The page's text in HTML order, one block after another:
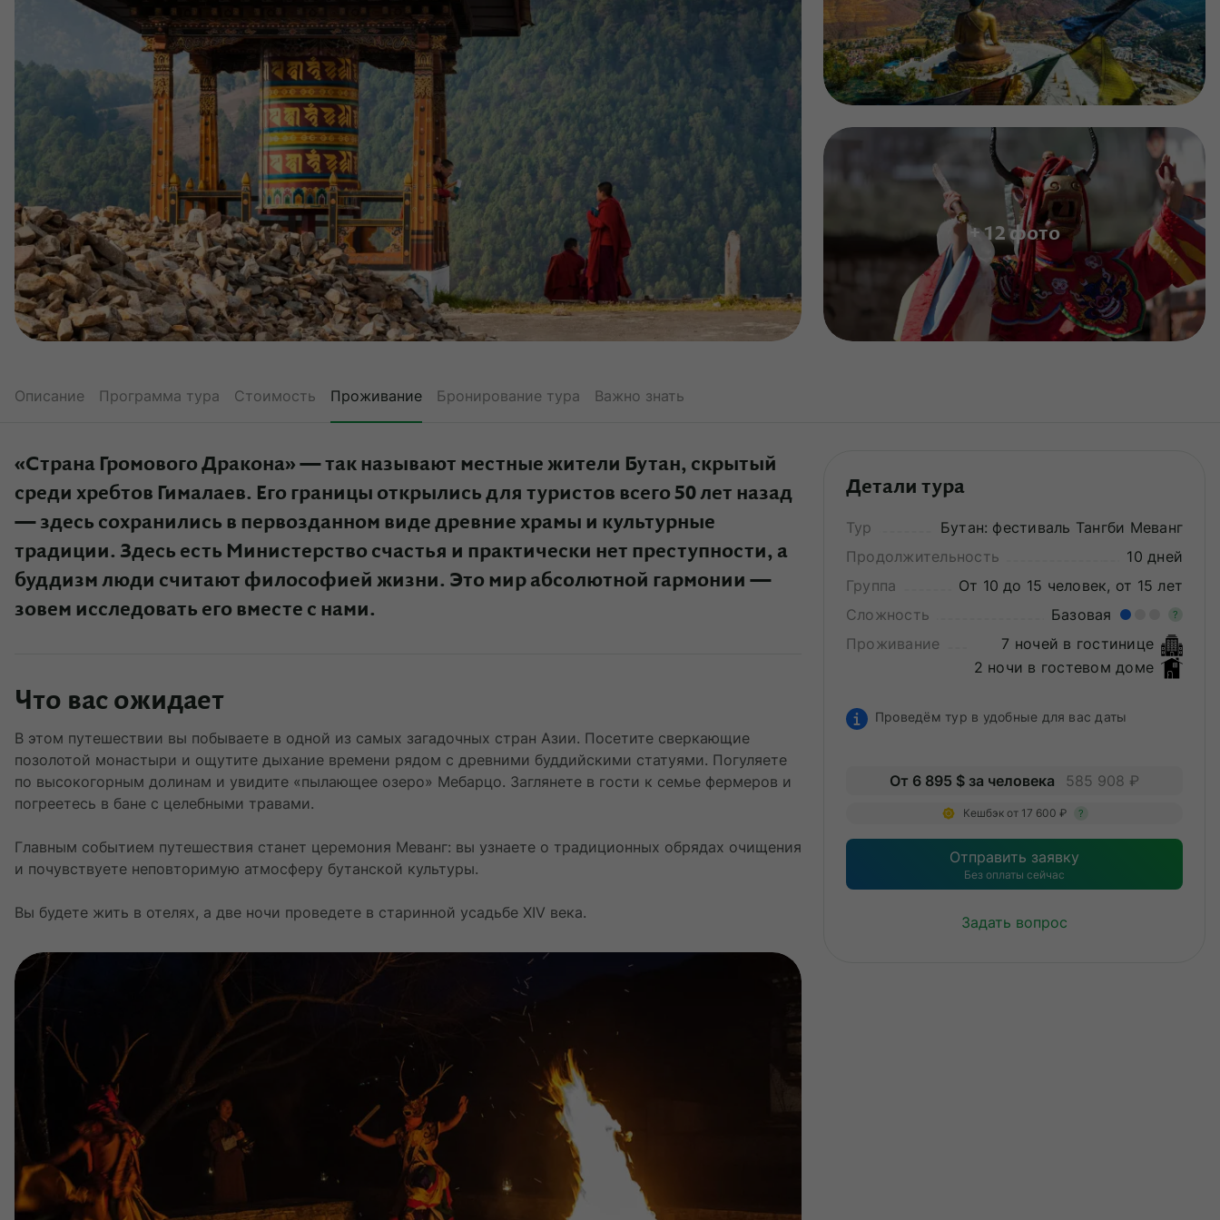
+ 12 фото
Описание Программа тура Стоимость Проживание Бронирование тура Важно знать
«Страна Громового Дракона» — так называют местные жители Бутан, скрытый
среди хребтов Гималаев. Его границы открылись для туристов всего 50 лет назад
— здесь сохранились в первозданном виде древние храмы и культурные
традиции. Здесь есть Министерство счастья и практически нет преступности, а
буддизм люди считают философией жизни. Это мир абсолютной гармонии —
зовем исследовать его вместе с нами.
Что вас ожидает
В этом путешествии вы побываете в одной из самых загадочных стран Азии. Посетите сверкающие
позолотой монастыри и ощутите дыхание времени рядом с древними буддийскими статуями. Погуляете
по высокогорным долинам и увидите «пылающее озеро» Мебарцо. Заглянете в гости к семье фермеров и
погреетесь в бане с целебными травами.
Главным событием путешествия станет церемония Меванг: вы узнаете о традиционных обрядах очищения
и почувствуете неповторимую атмосферу бутанской культуры.
Вы будете жить в отелях, а две ночи проведете в старинной усадьбе XIV века.
Детали тура
Тур
Бутан: фестиваль Тангби Меванг
Продолжительность
10 дней
Группа
От 10 до 15 человек, от 15 лет
Сложность
Базовая ?
Проживание
7 ночей в гостинице
2 ночи в гостевом доме
Проведём тур в удобные для вас даты
От 6 895 $ за человека 585 908 ₽
Кешбэк от 17 600 ₽ ?
Отправить заявку
Без оплаты сейчас
Задать вопрос